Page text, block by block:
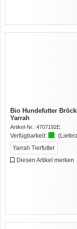
Bio Hundefutter
Yarrah
Artikel-Nr.: 4707192E
Verfügbarkeit:
Yarrah Tierfutter
Diesen Artikel merken